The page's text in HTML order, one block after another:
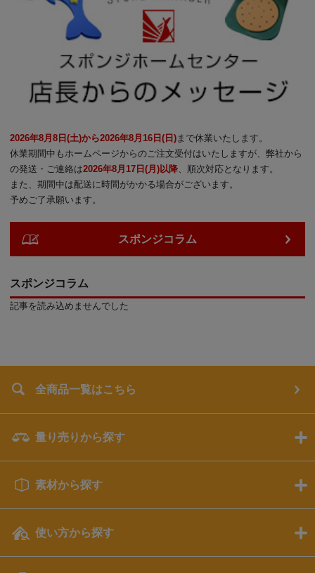
2026年8月8日(土)から2026年8月16日(日) まで休業いたします。
休業期間中もホームページからのご注文受付はいたしますが、弊社から
の発送・ご連絡は2026年8月17日(月)以降 、順次対応となります。
また、期間中は配送に時間がかかる場合がございます。
予めご了承願います。
スポンジコラム
スポンジコラム
記事を読み込めませんでした
全商品一覧はこちら
量り売りから探す
素材から探す
使い方から探す